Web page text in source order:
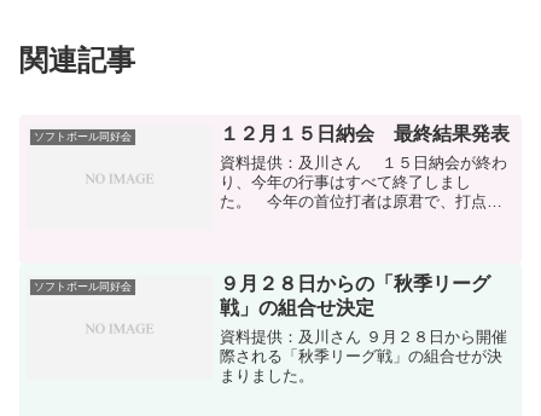
関連記事
ソフトボール同好会 １２月１５日納会 最終結果発表
資料提供：及川さん １５日納会が終わ
り、今年の行事はすべて終了しまし
た。 今年の首位打者は原君で、打点と
最年長バッテリーの伊藤、穂...
ソフトボール同好会
９月２８日からの「秋季リーグ
戦」の組合せ決定
資料提供：及川さん ９月２８日から開催
際される「秋季リーグ戦」の組合せが決
まりました。